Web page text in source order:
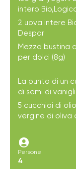
intero
2 uova intere
Despar
Mezza bustina
per dolci (8g)
La punta di un
di semi di
5 cucchiai di
vergine di oliva
account_circle
Persone
4